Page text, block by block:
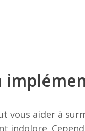
vous aider à
indolore.